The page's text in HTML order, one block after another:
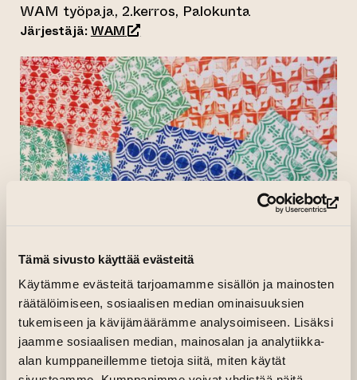
Tämä sivusto käyttää evästeitä
Käytämme evästeitä tarjoamamme sisällön ja mainosten
räätälöimiseen, sosiaalisen median ominaisuuksien
tukemiseen ja kävijämäärämme analysoimiseen. Lisäksi
jaamme sosiaalisen median, mainosalan ja analytiikka-
alan kumppaneillemme tietoja siitä, miten käytät
WAM työpaja, 2.kerros, Palokunta
Järjestäjä: WAM(siirtyy toiseen verkkopalveluun)
Avoimet kuvataidetyöpajat WAMin
Kilta Gallerian työpajassa la–su
25.-26.1.2025 klo 12–15.